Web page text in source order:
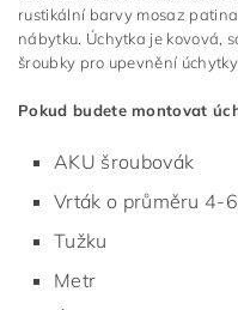
rustikální barvy mosaz
nábytku. Úchytka je kovová,
šroubky pro upevnění
Pokud budete montovat
AKU šroubovák
Vrták o průměru 4-
Tužku
Metr